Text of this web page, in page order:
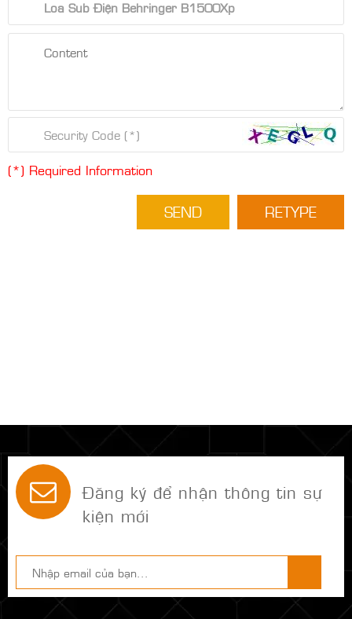
(*) Required Information
RETYPE
SEND
Đăng ký để nhận thông tin sự
kiện mới